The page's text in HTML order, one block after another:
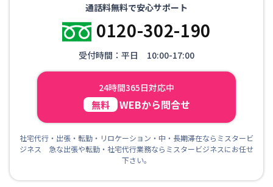
通話料無料で安心サポート
0120-302-190
受付時間：平日 10:00-17:00
24時間365日対応中
無料 WEBから問合せ
社宅代行・出張・転勤・リロケーション・中・長期滞在ならミスタービ
ジネス 急な出張や転勤・社宅代行業務ならミスタービジネスにお任せ
下さい。